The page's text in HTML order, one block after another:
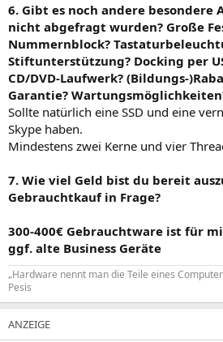
6. Gibt es noch andere besondere
nicht abgefragt wurden? Große
Nummernblock?
Stiftunterstützung? Docking per
CD/DVD-Laufwerk? (Bildungs-
Garantie?
Sollte natürlich eine SSD und eine
Skype haben.
Mindestens zwei Kerne und vier
7. Wie viel Geld bist du bereit
Gebrauchtkauf in Frage?
300-400€ Gebrauchtware ist für
ggf. alte Business Geräte
„Hardware nennt man die Teile eines
Pesis